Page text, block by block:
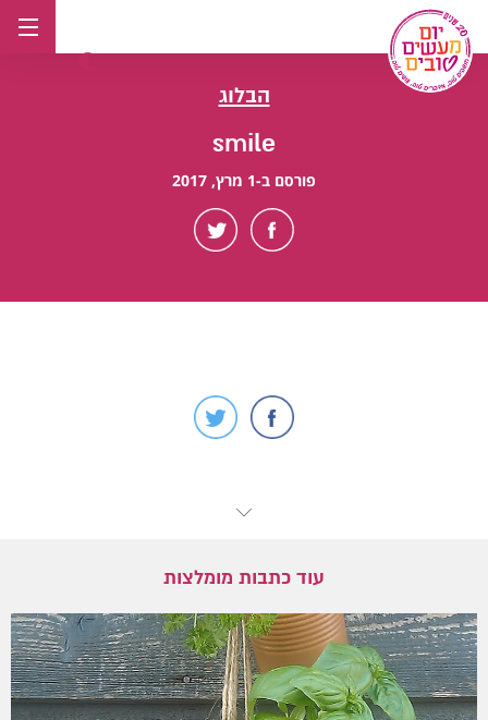
לתוכן
הבלוג
smile
פורסם ב-1 מרץ, 2017
עוד כתבות מומלצות